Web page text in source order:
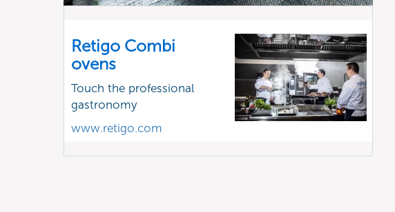
Retigo Combi
ovens
Touch the professional
gastronomy
www.retigo.com